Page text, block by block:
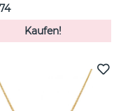
Kaufen!